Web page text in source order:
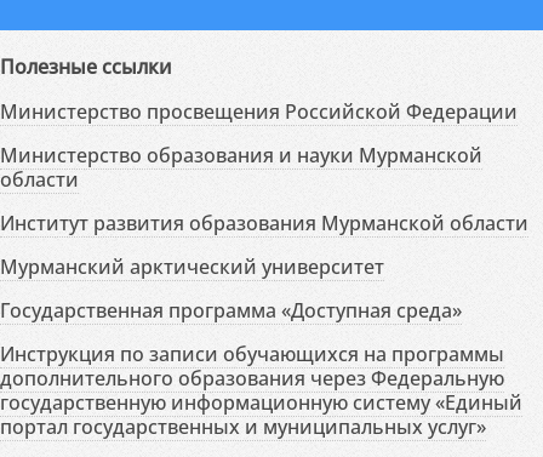
Полезные ссылки
Министерство просвещения Российской Федерации
Министерство образования и науки Мурманской
области
Институт развития образования Мурманской области
Мурманский арктический университет
Государственная программа «Доступная среда»
Инструкция по записи обучающихся на программы
дополнительного образования через Федеральную
государственную информационную систему «Единый
портал государственных и муниципальных услуг»